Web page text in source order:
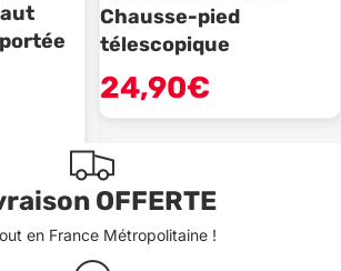
Chausse-pied
télescopique
24,90€
OFFERTE
en France Métropolitaine !